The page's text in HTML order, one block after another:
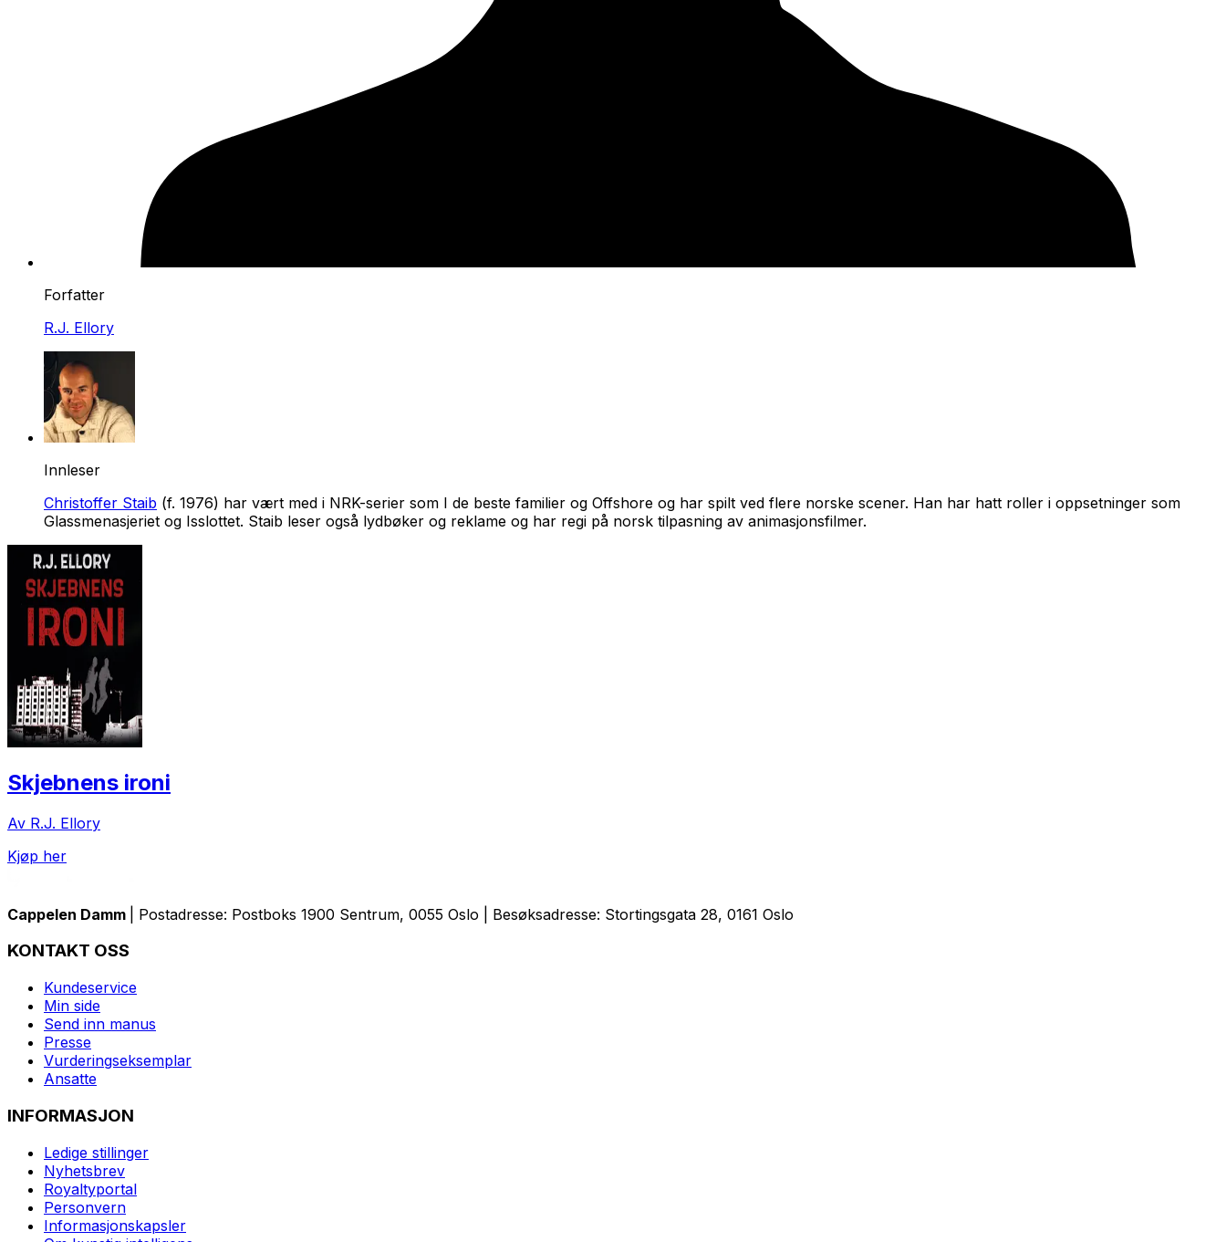
Forfatter
R.J. Ellory
Innleser
Christoffer Staib (f. 1976) har vært med i NRK-serier som I de beste familier og Offshore og har spilt ved flere norske scener. Han har hatt roller i oppsetninger som
Glassmenasjeriet og Isslottet. Staib leser også lydbøker og reklame og har regi på norsk tilpasning av animasjonsfilmer.
Skjebnens ironi
Av R.J. Ellory
Kjøp her
Cappelen Damm | Postadresse: Postboks 1900 Sentrum, 0055 Oslo | Besøksadresse: Stortingsgata 28, 0161 Oslo
KONTAKT OSS
Kundeservice
Min side
Send inn manus
Presse
Vurderingseksemplar
Ansatte
INFORMASJON
Ledige stillinger
Nyhetsbrev
Royaltyportal
Personvern
Informasjonskapsler